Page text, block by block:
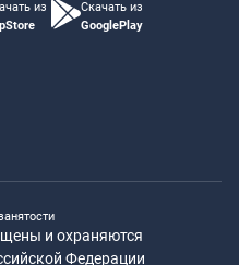
из
Скачать из
GooglePlay
и охраняются
Федерации